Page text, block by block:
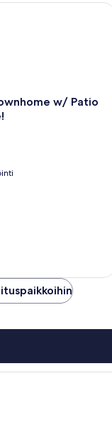
w/ Patio
w/ Patio in